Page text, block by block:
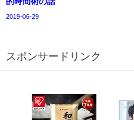
2019-06-29
スポンサードリンク